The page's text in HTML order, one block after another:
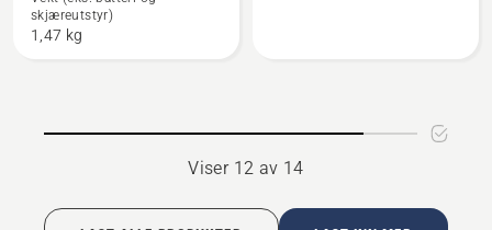
Aspire™
stang
skjæreutstyr)
1,47 kg
Viser 12 av 14